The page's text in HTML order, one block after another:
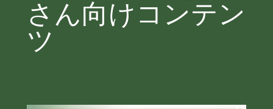
さん向けコンテン
ツ